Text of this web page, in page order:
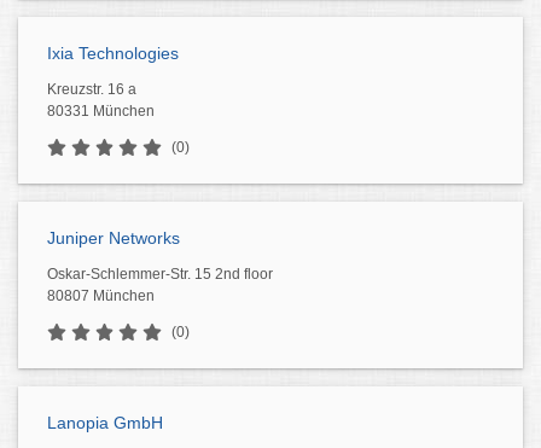
Ixia Technologies
Kreuzstr. 16 a
80331 München
(0)
Juniper Networks
Oskar-Schlemmer-Str. 15 2nd floor
80807 München
(0)
Lanopia GmbH